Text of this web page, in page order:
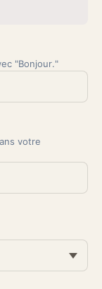
"Bonjour."
votre